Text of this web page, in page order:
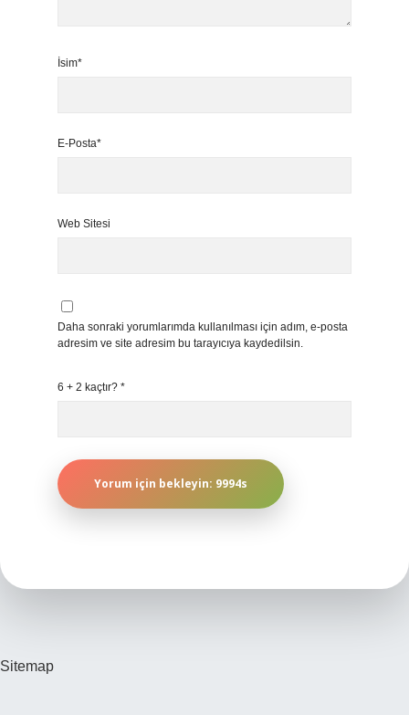
İsim*
E-Posta*
Web Sitesi
Daha sonraki yorumlarımda kullanılması için adım, e-posta
adresim ve site adresim bu tarayıcıya kaydedilsin.
6 + 2 kaçtır? *
Sitemap